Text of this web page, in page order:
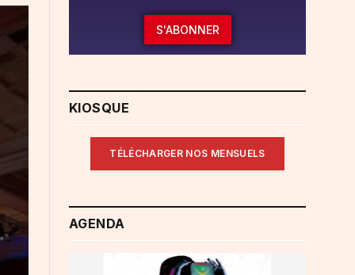
S'ABONNER
KIOSQUE
TÉLÉCHARGER NOS MENSUELS
AGENDA